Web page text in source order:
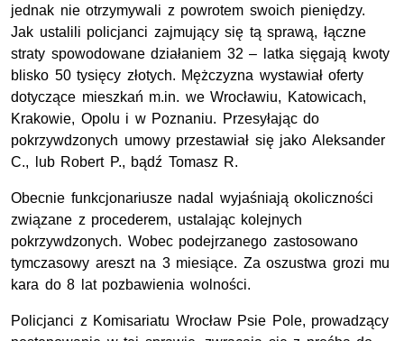
jednak nie otrzymywali z powrotem swoich pieniędzy.
Jak ustalili policjanci zajmujący się tą sprawą, łączne
straty spowodowane działaniem 32 – latka sięgają kwoty
blisko 50 tysięcy złotych. Mężczyzna wystawiał oferty
dotyczące mieszkań m.in. we Wrocławiu, Katowicach,
Krakowie, Opolu i w Poznaniu. Przesyłając do
pokrzywdzonych umowy przestawiał się jako Aleksander
C., lub Robert P., bądź Tomasz R.
Obecnie funkcjonariusze nadal wyjaśniają okoliczności
związane z procederem, ustalając kolejnych
pokrzywdzonych. Wobec podejrzanego zastosowano
tymczasowy areszt na 3 miesiące. Za oszustwa grozi mu
kara do 8 lat pozbawienia wolności.
Policjanci z Komisariatu Wrocław Psie Pole, prowadzący